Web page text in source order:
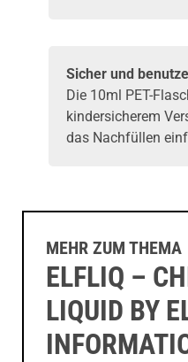
Sicher und
Die 10ml PET-
kindersicherem
das Nachfüllen
MEHR ZUM THEMA
ELFLIQ –
LIQUID BY